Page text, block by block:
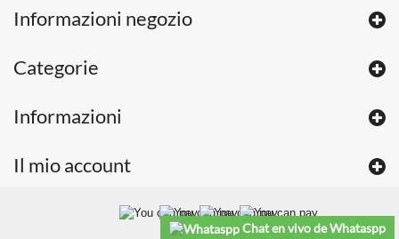
Informazioni negozio
Categorie
Informazioni
Il mio account
Chat en vivo de Whataspp